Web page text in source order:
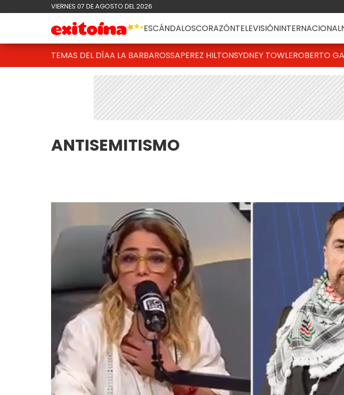
VIERNES 07 DE AGOSTO DEL 2026
ESCÁNDALOSCORAZÓNTELEVISIÓNINTERNACIONAL
TEMAS DEL DÍAA LA BARBAROSSAPEREZ HILTONSYDNEY TOWLEROBERTO
ANTISEMITISMO